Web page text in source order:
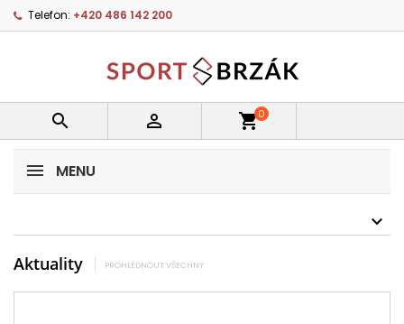
Telefon: +420 486 142 200
  shopping_cart0
MENU
Aktuality PROHLÉDNOUT VŠECHNY